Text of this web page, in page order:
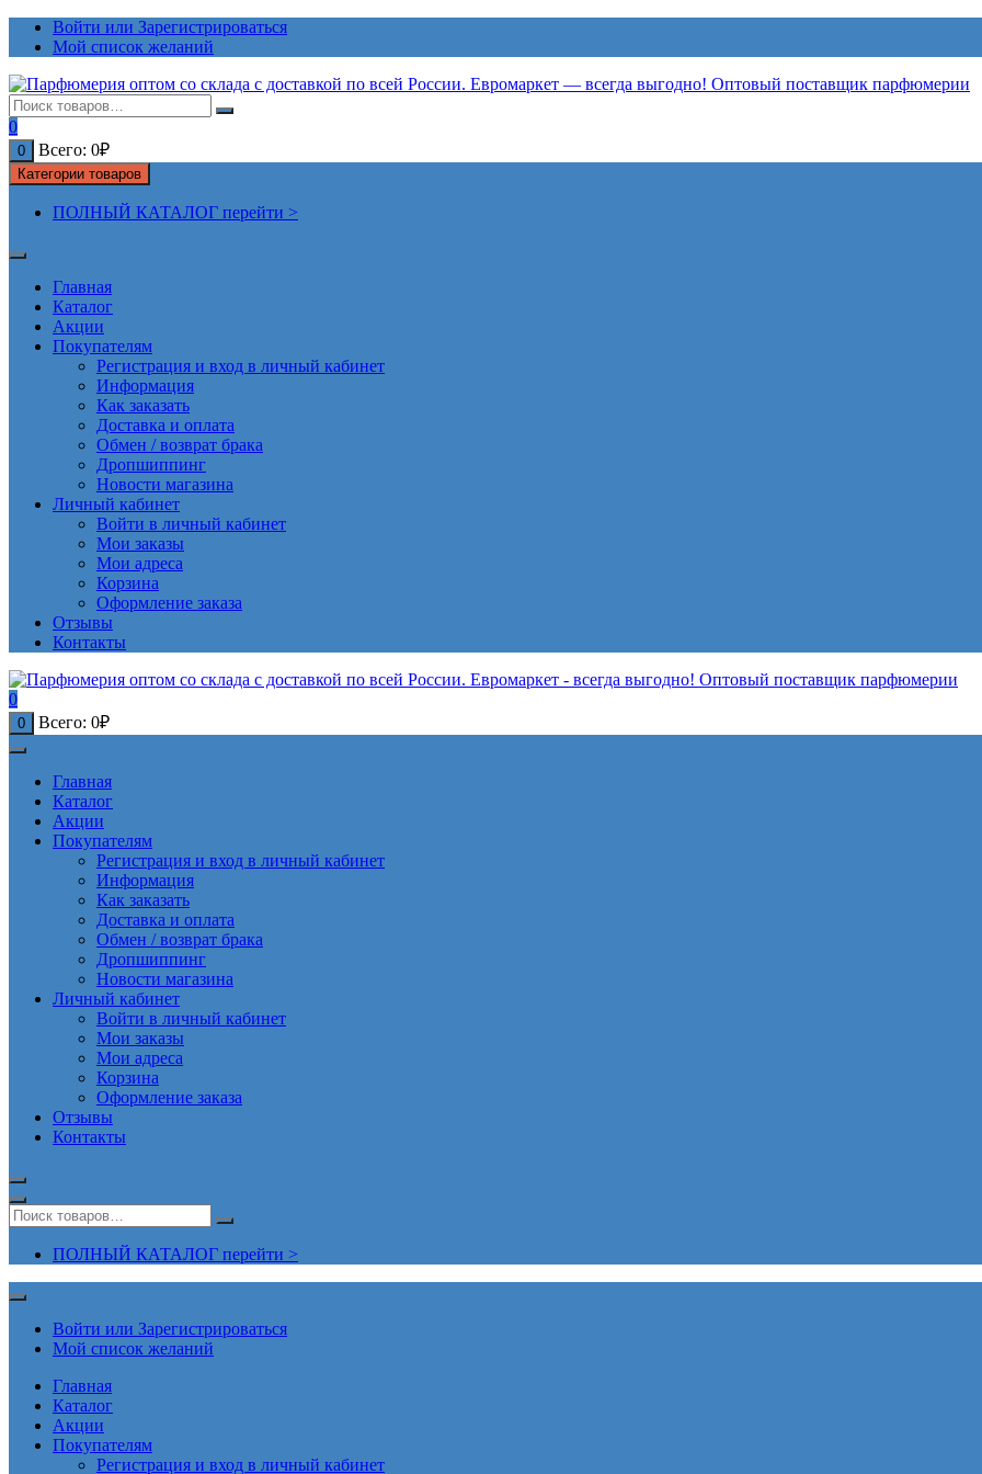
ПерейтиВойти или Зарегистрироваться
Мой список желаний
0
0 Всего: 0₽
Категории товаров
ПОЛНЫЙ КАТАЛОГ перейти >
Главная
Каталог
Акции
Покупателям
Регистрация и вход в личный кабинет
Информация
Как заказать
Доставка и оплата
Обмен / возврат брака
Дропшиппинг
Новости магазина
Личный кабинет
Войти в личный кабинет
Мои заказы
Мои адреса
Корзина
Оформление заказа
Отзывы
Контакты
0
0 Всего: 0₽
Главная
Каталог
Акции
Покупателям
Регистрация и вход в личный кабинет
Информация
Как заказать
Доставка и оплата
Обмен / возврат брака
Дропшиппинг
Новости магазина
Личный кабинет
Войти в личный кабинет
Мои заказы
Мои адреса
Корзина
Оформление заказа
Отзывы
Контакты
ПОЛНЫЙ КАТАЛОГ перейти >
Войти или Зарегистрироваться
Мой список желаний
Главная
Каталог
Акции
Покупателям
Регистрация и вход в личный кабинет